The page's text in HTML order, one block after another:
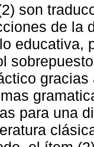
son
de la
educativa,
para una